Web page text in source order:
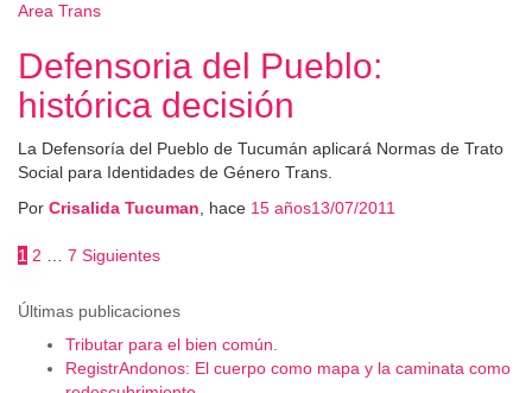
Area Trans
Defensoria del Pueblo:
histórica decisión
La Defensoría del Pueblo de Tucumán aplicará Normas de Trato
Social para Identidades de Género Trans.
Por Crisalida Tucuman , hace 15 años13/07/2011
Paginación
de
entradas
1 2 7 Siguientes
Últimas publicaciones
Tributar para el bien común.
RegistrAndonos: El cuerpo como mapa y la caminata como